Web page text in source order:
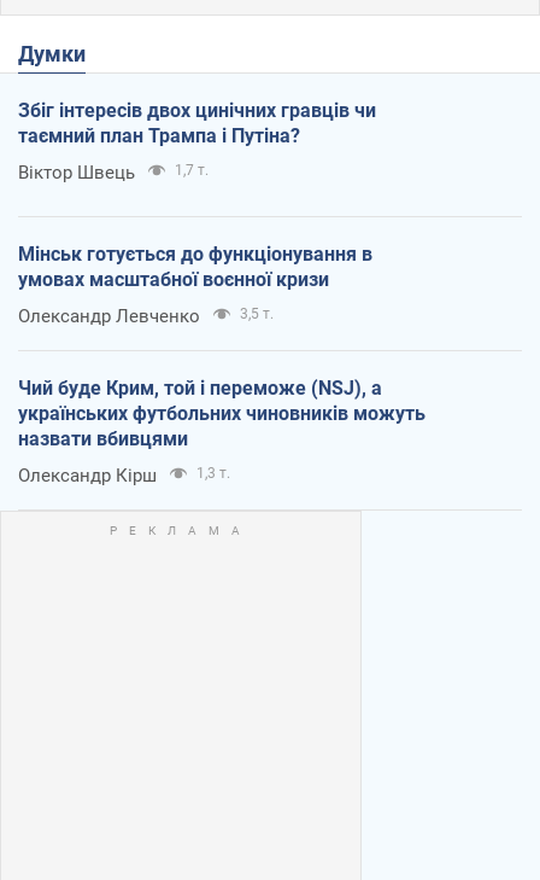
Думки
Збіг інтересів двох цинічних гравців чи
таємний план Трампа і Путіна?
Віктор Швець 1,7 т.
Мінськ готується до функціонування в
умовах масштабної воєнної кризи
Олександр Левченко 3,5 т.
Чий буде Крим, той і переможе (NSJ), а
українських футбольних чиновників можуть
назвати вбивцями
Олександр Кірш 1,3 т.